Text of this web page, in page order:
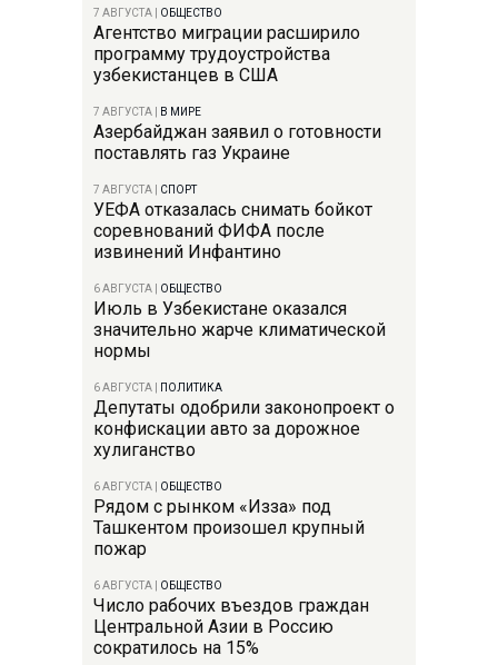
7 АВГУСТА ОБЩЕСТВО
Агентство миграции расширило
программу трудоустройства
узбекистанцев в США
7 АВГУСТА В МИРЕ
Азербайджан заявил о готовности
поставлять газ Украине
7 АВГУСТА СПОРТ
УЕФА отказалась снимать бойкот
соревнований ФИФА после
извинений Инфантино
6 АВГУСТА ОБЩЕСТВО
Июль в Узбекистане оказался
значительно жарче климатической
нормы
6 АВГУСТА ПОЛИТИКА
Депутаты одобрили законопроект о
конфискации авто за дорожное
хулиганство
6 АВГУСТА ОБЩЕСТВО
Рядом с рынком «Изза» под
Ташкентом произошел крупный
пожар
6 АВГУСТА ОБЩЕСТВО
Число рабочих въездов граждан
Центральной Азии в Россию
сократилось на 15%